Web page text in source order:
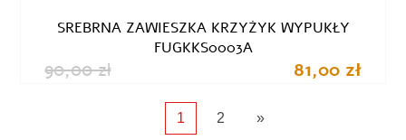
SREBRNA ZAWIESZKA KRZYŻYK WYPUKŁY
FUGKKS0003A
90,00 zł 81,00 zł
1 2 »